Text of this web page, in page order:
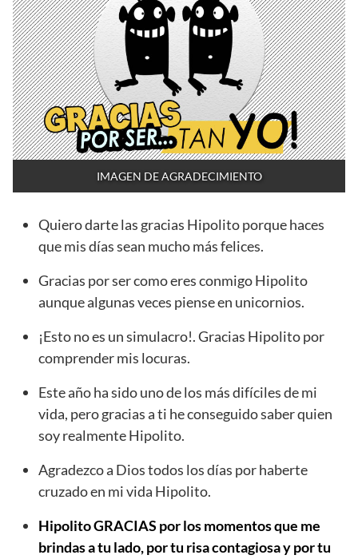
IMAGEN DE AGRADECIMIENTO
Quiero darte las gracias Hipolito porque haces
que mis días sean mucho más felices.
Gracias por ser como eres conmigo Hipolito
aunque algunas veces piense en unicornios.
¡Esto no es un simulacro!. Gracias Hipolito por
comprender mis locuras.
Este año ha sido uno de los más difíciles de mi
vida, pero gracias a ti he conseguido saber quien
soy realmente Hipolito.
Agradezco a Dios todos los días por haberte
cruzado en mi vida Hipolito.
Hipolito GRACIAS por los momentos que me
brindas a tu lado, por tu risa contagiosa y por tu